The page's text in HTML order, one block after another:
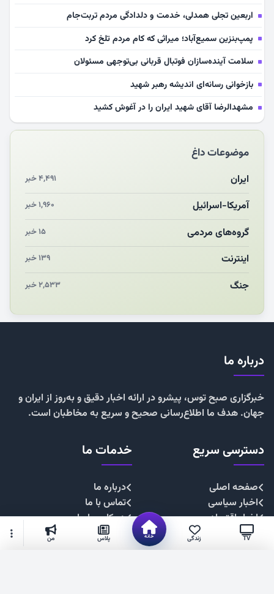
اربعین تجلی همدلی، خدمت و دلدادگی مردم تربت‌جام
پمپ‌بنزین سمیع‌آباد؛ میراثی که کام مردم تلخ کرد
سلامت آینده‌سازان فوتبال قربانی بی‌توجهی مسئولان
بازخوانی رسانه‌ای اندیشه رهبر شهید
مشهدالرضا آقای شهید ایران را در آغوش کشید
مکن ای صبح طلوع
چرایی «استقبال از آقای ایران»
انقلاب مردمی و مردم انقلابی
مرگ خاموش زیست‌محیطی در منطقه تربت‌جام
چو‌ن‌وچرا در «علی‌الاصول» یا انتظار برای تحقق شروط
موضوعات داغ
ایران ۴,۴۹۱ خبر
آمریکا-اسرائیل ۱,۹۶۰ خبر
گروه‌های مردمی ۱۵ خبر
اینترنت ۱۳۹ خبر
جنگ ۲,۵۳۳ خبر
TV زندگی خانه پلاس من
درباره ما
خبرگزاری صبح توس، پیشرو در ارائه اخبار دقیق و به‌روز از ایران و
جهان. هدف ما اطلاع‌رسانی صحیح و سریع به مخاطبان است.
دسترسی سریع
صفحه اصلی
اخبار سیاسی
اخبار اقتصادی
اخبار اجتماعی
خدمات ما
درباره ما
تماس با ما
همکاری با ما
تبلیغات